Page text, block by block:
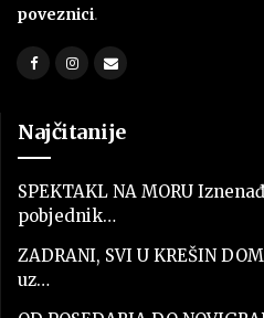
poveznici.
Najčitanije
SPEKTAKL NA MORU
pobjednik…
ZADRANI, SVI U KREŠIN
uz…